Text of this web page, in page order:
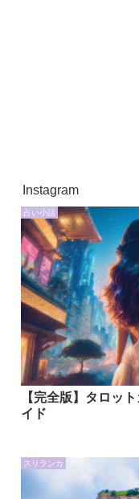
Instagram
占い小話
【完全版】タロッ
イド
スリランカ